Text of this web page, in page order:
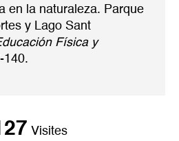
en la naturaleza. Parque
y Lago Sant
Física y
140.
Visites